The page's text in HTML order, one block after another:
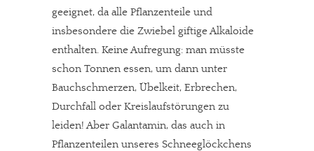
geeignet, da alle Pflanzenteile und
insbesondere die Zwiebel giftige Alkaloide
enthalten. Keine Aufregung: man müsste
schon Tonnen essen, um dann unter
Bauchschmerzen, Übelkeit, Erbrechen,
Durchfall oder Kreislaufstörungen zu
leiden! Aber Galantamin, das auch in
Pflanzenteilen unseres Schneeglöckchens